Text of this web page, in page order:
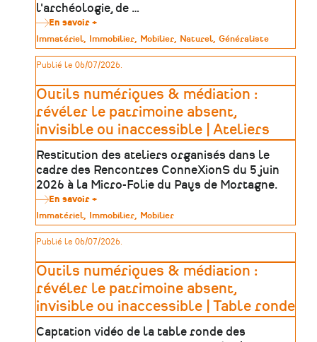
l'archéologie, de …
En savoir +
Trouver
sa
formation
dans
patrimoine
:
une
méthode
en
5
étapes
Type
de
patrimoine
Immatériel Immobilier Mobilier Naturel Généraliste
Publié le 06/07/2026.
Outils numériques & médiation :
révéler le patrimoine absent,
invisible ou inaccessible | Ateliers
Restitution des ateliers organisés dans le
cadre des Rencontres ConneXionS du 5 juin
2026 à la Micro-Folie du Pays de Mortagne.
En savoir +
Outils
numériques
&
médiation
révéler
le
patrimoine
absent,
invisible
ou
inaccessible
|
Type
de
patrimoine
Immatériel Immobilier Mobilier
Publié le 06/07/2026.
Outils numériques & médiation :
révéler le patrimoine absent,
invisible ou inaccessible | Table ronde
Captation vidéo de la table ronde des